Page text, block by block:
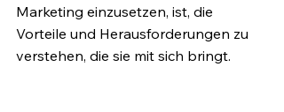
Marketing einzusetzen, ist, die
Vorteile und Herausforderungen zu
verstehen, die sie mit sich bringt.